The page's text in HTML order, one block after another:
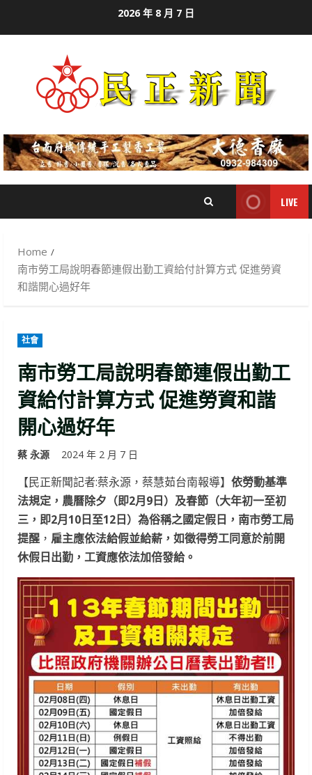
2026 年 8 月 7 日
LIVE
Home
南市勞工局說明春節連假出勤工資給付計算方式 促進勞資
和諧開心過好年
社會
南市勞工局說明春節連假出勤工
資給付計算方式 促進勞資和諧
開心過好年
蔡 永源 2024 年 2 月 7 日
【民正新聞記者:蔡永源，蔡慧茹台南報導】 依勞動基準
法規定，農曆除夕（即2月9日）及春節（大年初一至初
三，即2月10日至12日）為俗稱之國定假日，南市勞工局
提醒 ， 雇主應依法給假並給薪，如徵得勞工同意於前開
休假日出勤，工資應依法加倍發給。